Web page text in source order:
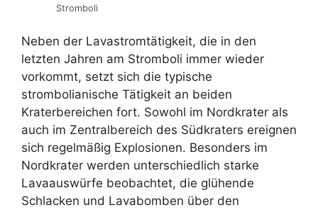
Stromboli
Neben der Lavastromtätigkeit, die in den
letzten Jahren am Stromboli immer wieder
vorkommt, setzt sich die typische
strombolianische Tätigkeit an beiden
Kraterbereichen fort. Sowohl im Nordkrater als
auch im Zentralbereich des Südkraters ereignen
sich regelmäßig Explosionen. Besonders im
Nordkrater werden unterschiedlich starke
Lavaauswürfe beobachtet, die glühende
Schlacken und Lavabomben über den